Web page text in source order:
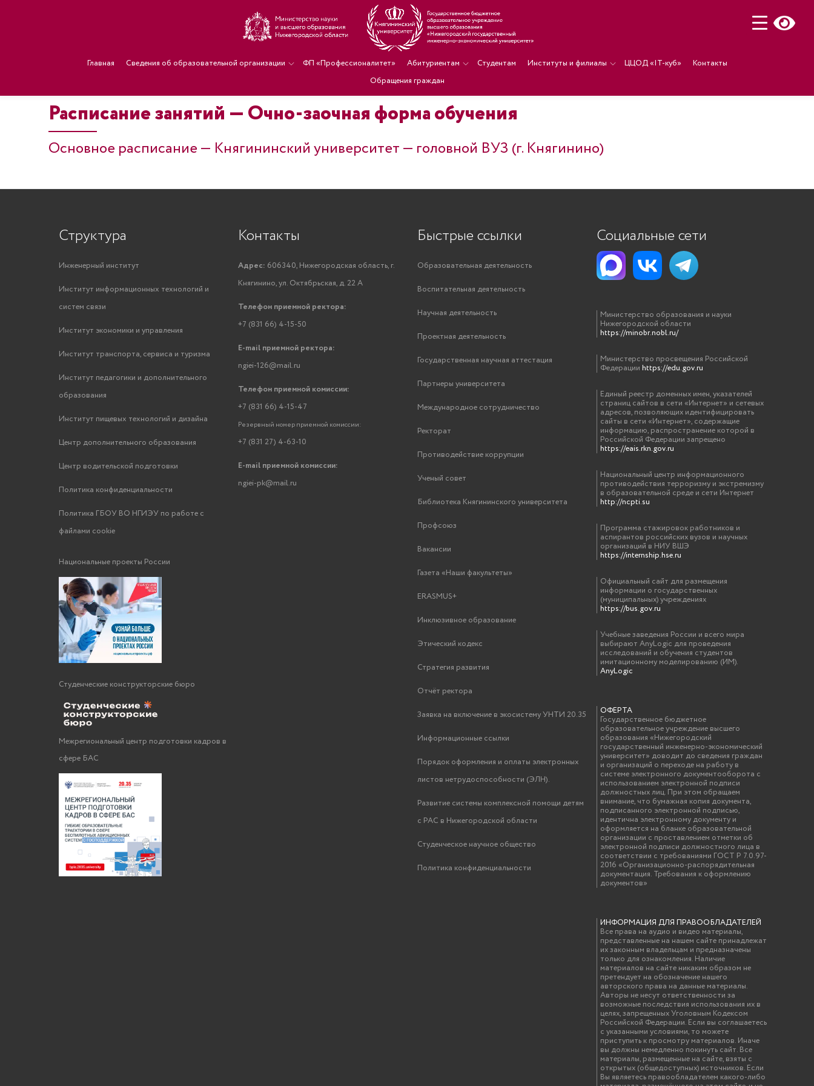
Главная Сведения об образовательной организации ФП «Профессионалитет» Абитуриентам Студентам Институты и филиалы ЦЦОД «IT-куб»
Контакты
Обращения граждан
Расписание занятий — Очно-заочная форма обучения
Основное расписание — Княгининский университет — головной ВУЗ (г. Княгинино)
Структура
Инженерный институт
Институт информационных технологий и
систем связи
Институт экономики и управления
Институт транспорта, сервиса и туризма
Институт педагогики и дополнительного
образования
Институт пищевых технологий и дизайна
Центр дополнительного образования
Центр водительской подготовки
Политика конфиденциальности
Политика ГБОУ ВО НГИЭУ по работе с
файлами cookie
Национальные проекты России
Студенческие конструкторские бюро
Межрегиональный центр подготовки кадров в
сфере БАС
Контакты
Адрес: 606340, Нижегородская область, г.
Княгинино, ул. Октябрьская, д. 22 А
Телефон приемной ректора:
+7 (831 66) 4-15-50
E-mail приемной ректора:
ngiei-126@mail.ru
Телефон приемной комиссии:
+7 (831 66) 4-15-47
Резервный номер приемной комиссии:
+7 (831 27) 4-63-10
E-mail приемной комиссии:
ngiei-pk@mail.ru
Быстрые ссылки
Образовательная деятельность
Воспитательная деятельность
Научная деятельность
Проектная деятельность
Государственная научная аттестация
Партнеры университета
Международное сотрудничество
Ректорат
Противодействие коррупции
Ученый совет
Библиотека Княгининского университета
Профсоюз
Вакансии
Газета «Наши факультеты»
ERASMUS+
Инклюзивное образование
Этический кодекс
Стратегия развития
Отчёт ректора
Заявка на включение в экосистему УНТИ 20.35
Информационные ссылки
Порядок оформления и оплаты электронных
листов нетрудоспособности (ЭЛН).
Развитие системы комплексной помощи детям
с РАС в Нижегородской области
Студенческое научное общество
Политика конфиденциальности
Социальные сети
Министерство образования и науки
Нижегородской области
https://minobr.nobl.ru/
Министерство просвещения Российской
Федерации https://edu.gov.ru
Единый реестр доменных имен, указателей
страниц сайтов в сети «Интернет» и сетевых
адресов, позволяющих идентифицировать
сайты в сети «Интернет», содержащие
информацию, распространение которой в
Российской Федерации запрещено
https://eais.rkn.gov.ru
Национальный центр информационного
противодействия терроризму и экстремизму
в образовательной среде и сети Интернет
http://ncpti.su
Программа стажировок работников и
аспирантов российских вузов и научных
организаций в НИУ ВШЭ
https://internship.hse.ru
Официальный сайт для размещения
информации о государственных
(муниципальных) учреждениях
https://bus.gov.ru
Учебные заведения России и всего мира
выбирают AnyLogic для проведения
исследований и обучения студентов
имитационному моделированию (ИМ).
AnyLogic
ОФЕРТА
Государственное бюджетное
образовательное учреждение высшего
образования «Нижегородский
государственный инженерно-экономический
университет» доводит до сведения граждан
и организаций о переходе на работу в
системе электронного документооборота с
использованием электронной подписи
должностных лиц. При этом обращаем
внимание, что бумажная копия документа,
подписанного электронной подписью,
идентична электронному документу и
оформляется на бланке образовательной
организации с проставлением отметки об
электронной подписи должностного лица в
соответствии с требованиями ГОСТ Р 7.0.97-
2016 «Организационно-распорядительная
документация. Требования к оформлению
документов»
ИНФОРМАЦИЯ ДЛЯ ПРАВООБЛАДАТЕЛЕЙ
Все права на аудио и видео материалы,
представленные на нашем сайте принадлежат
их законным владельцам и предназначены
только для ознакомления. Наличие
материалов на сайте никаким образом не
претендует на обозначение нашего
авторского права на данные материалы.
Авторы не несут ответственности за
возможные последствия использования их в
целях, запрещенных Уголовным Кодексом
Российской Федерации. Если вы соглашаетесь
с указанными условиями, то можете
приступить к просмотру материалов. Иначе
вы должны немедленно покинуть сайт. Все
материалы, размещенные на сайте, взяты с
открытых (общедоступных) источников. Если
Вы являетесь правообладателем какого-либо